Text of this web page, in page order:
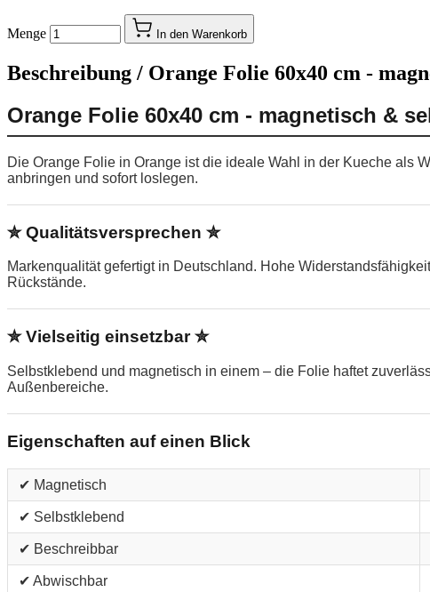
Menge In den Warenkorb
Beschreibung / Orange Folie 60x40 cm -
Orange Folie 60x40 cm - magnetisch &
Die Orange Folie in Orange ist die ideale Wahl in der Kueche als
anbringen und sofort loslegen.
✮ Qualitätsversprechen ✮
Markenqualität gefertigt in Deutschland. Hohe
Rückstände.
✮ Vielseitig einsetzbar ✮
Selbstklebend und magnetisch in einem – die Folie haftet
Außenbereiche.
Eigenschaften auf einen Blick
✔ Magnetisch
✔ Selbstklebend
✔ Beschreibbar
✔ Abwischbar